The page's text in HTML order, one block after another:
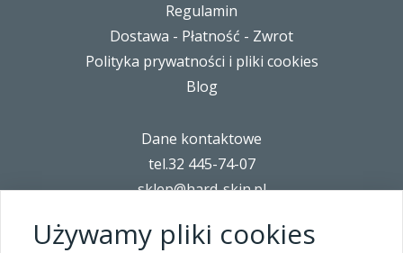
Regulamin
Dostawa - Płatność - Zwrot
Polityka prywatności i pliki cookies
Blog
Dane kontaktowe
tel.32 445-74-07
sklep@hard-skin.pl
Realizacja: KM7.pl
Używamy pliki cookies